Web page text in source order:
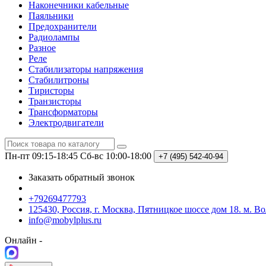
Наконечники кабельные
Паяльники
Предохранители
Радиолампы
Разное
Реле
Стабилизаторы напряжения
Стабилитроны
Тиристоры
Транзисторы
Трансформаторы
Электродвигатели
Пн-пт 09:15-18:45 Сб-вс 10:00-18:00 +7 (495) 542-40-94
Заказать обратный звонок
+79269477793
125430, Россия, г. Москва, Пятницкое шоссе дом 18. м.
info@mobylplus.ru
Онлайн -